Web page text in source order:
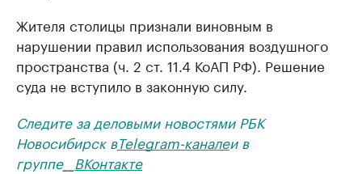
Жителя столицы признали виновным в
нарушении правил использования воздушного
пространства (ч. 2 ст. 11.4 КоАП РФ). Решение
суда не вступило в законную силу.
Следите за деловыми новостями РБК
Новосибирск вTelegram-каналеи в
группе__ ВКонтакте